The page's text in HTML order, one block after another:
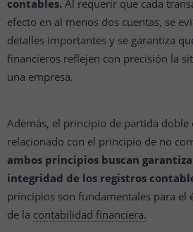
contables. Al requerir que cada
efecto en al menos dos cuentas, se
detalles importantes y se garantiza
financieros reflejen con precisión la
una empresa.
Además, el principio de partida doble
relacionado con el principio de no
ambos principios buscan
integridad de los registros
principios son fundamentales para el
de la contabilidad financiera.